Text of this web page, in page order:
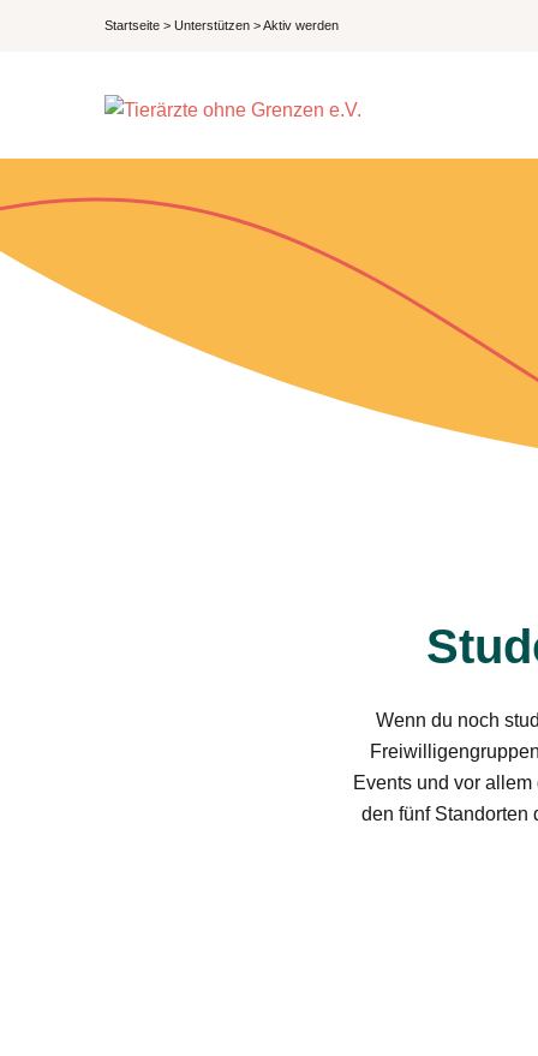
Startseite > Unterstützen >Aktiv werden
Wenn du noch
Events und vor
den fünf Standorten